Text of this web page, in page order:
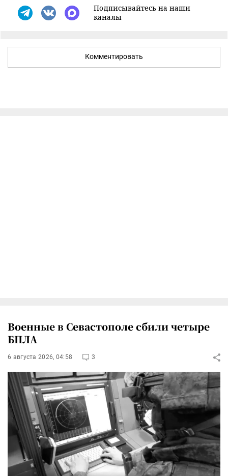
Подписывайтесь на наши
каналы
Комментировать
Военные в Севастополе сбили четыре
БПЛА
6 августа 2026, 04:58 3